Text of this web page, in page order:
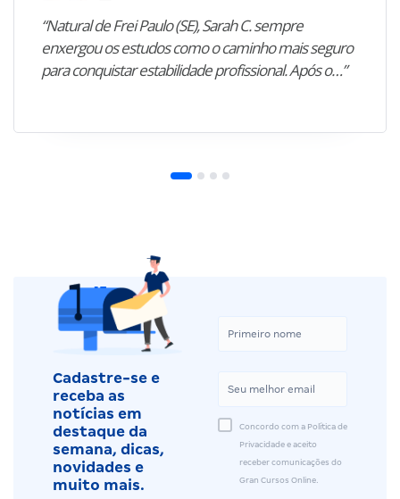
“Natural de Frei Paulo (SE), Sarah C. sempre
enxergou os estudos como o caminho mais seguro
para conquistar estabilidade profissional. Após o…”
Cadastre-se e
receba as
notícias em
destaque da
semana, dicas,
novidades e
muito mais.
Concordo com a Política de
Privacidade e aceito
receber comunicações do
Gran Cursos Online.